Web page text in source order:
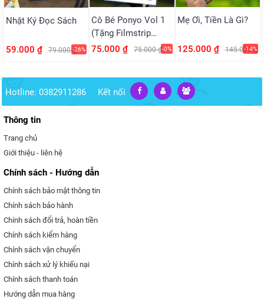
Nhật Ký Đọc Sách
59.000 ₫ 79.000 ₫-26%
Cô Bé Ponyo Vol 1
(Tặng Filmstrip
PVC)
75.000 ₫ 75.000 ₫-0%
Mẹ Ơi, Tiền Là Gì?
125.000 ₫ 145.000 ₫
-14%
Hotline: 0382911286 Kết nối
Thông tin
Trang chủ
Giới thiệu - liên hệ
Chính sách - Hướng dẫn
Chính sách bảo mật thông tin
Chính sách bảo hành
Chính sách đổi trả, hoàn tiền
Chính sách kiểm hàng
Chính sách vận chuyển
Chính sách xử lý khiếu nại
Chính sách thanh toán
Hướng dẫn mua hàng